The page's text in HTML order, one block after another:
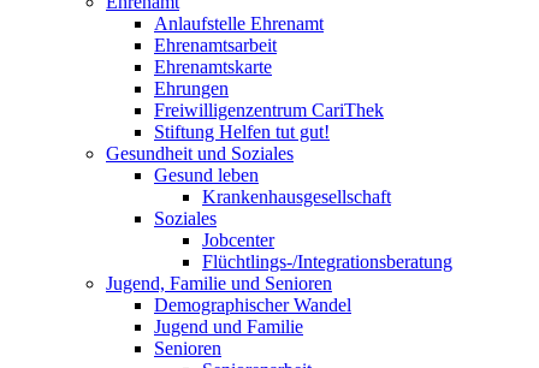
Anlaufstelle Ehrenamt
Ehrenamtsarbeit
Ehrenamtskarte
Ehrungen
Freiwilligenzentrum CariThek
Stiftung Helfen tut gut!
Gesundheit und Soziales
Gesund leben
Krankenhausgesellschaft
Soziales
Jobcenter
Flüchtlings-/Integrationsberatung
Jugend, Familie und Senioren
Demographischer Wandel
Jugend und Familie
Senioren